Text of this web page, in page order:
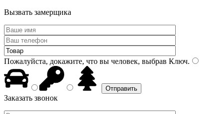
Вызвать замерщика
Пожалуйста, докажите, что вы человек, выбрав Ключ.
Заказать звонок